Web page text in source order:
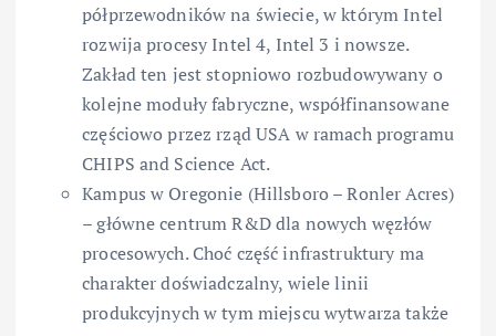
półprzewodników na świecie, w którym Intel
rozwija procesy Intel 4, Intel 3 i nowsze.
Zakład ten jest stopniowo rozbudowywany o
kolejne moduły fabryczne, współfinansowane
częściowo przez rząd USA w ramach programu
CHIPS and Science Act.
Kampus w Oregonie (Hillsboro – Ronler Acres)
– główne centrum R&D dla nowych węzłów
procesowych. Choć część infrastruktury ma
charakter doświadczalny, wiele linii
produkcyjnych w tym miejscu wytwarza także